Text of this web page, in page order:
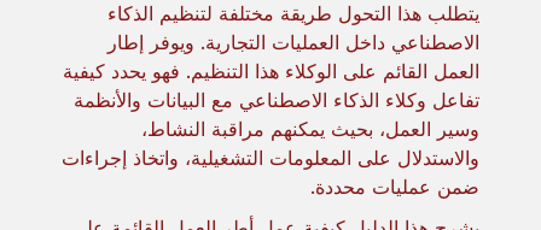
يتطلب هذا التحول طريقة مختلفة لتنظيم الذكاء
الاصطناعي داخل العمليات التجارية. ويوفر إطار
العمل القائم على الوكلاء هذا التنظيم. فهو يحدد كيفية
تفاعل وكلاء الذكاء الاصطناعي مع البيانات والأنظمة
وسير العمل، بحيث يمكنهم مراقبة النشاط،
والاستدلال على المعلومات التشغيلية، واتخاذ إجراءات
ضمن عمليات محددة.